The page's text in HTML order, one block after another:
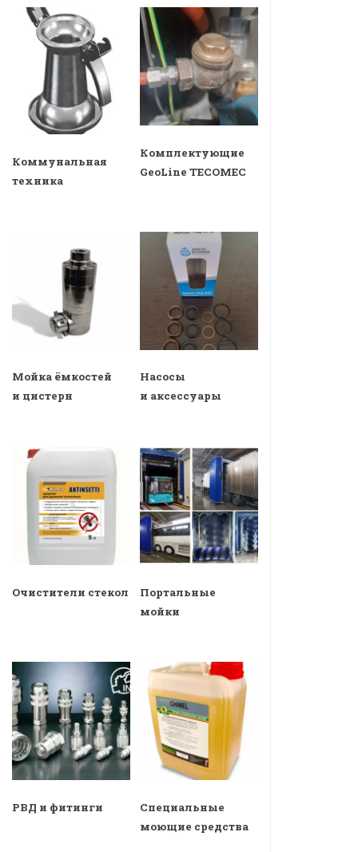
Коммунальная
техника
Комплектующие
GeoLine TECOMEC
Мойка ёмкостей
и цистерн
Насосы
и аксессуары
Очистители стекол
Портальные
мойки
РВД и фитинги
Специальные
моющие средства